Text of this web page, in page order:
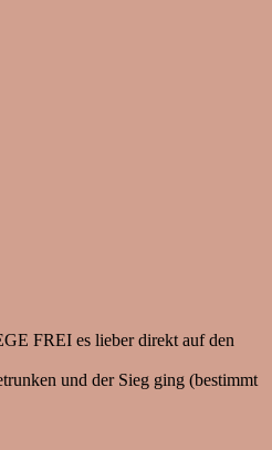
FREI es lieber direkt auf den
und der Sieg ging (bestimmt